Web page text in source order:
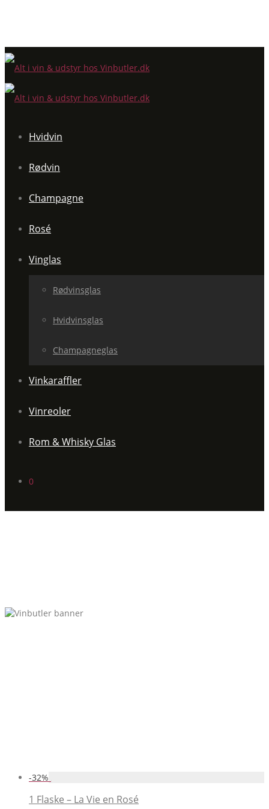
Hvidvin
Rødvin
Champagne
Rosé
Vinglas
Rødvinsglas
Hvidvinsglas
Champagneglas
Vinkaraffler
Vinreoler
Rom & Whisky Glas
0
-32%
1 Flaske – La Vie en Rosé